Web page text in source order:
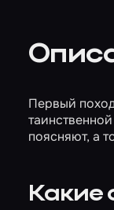
Первый
поясняют, а
Какие